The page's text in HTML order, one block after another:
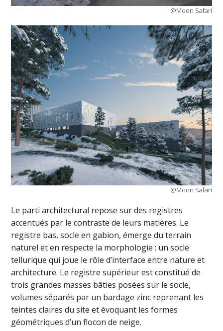
@Moon Safari
@Moon Safari
Le parti architectural repose sur des registres
accentués par le contraste de leurs matières. Le
registre bas, socle en gabion, émerge du terrain
naturel et en respecte la morphologie : un socle
tellurique qui joue le rôle d’interface entre nature et
architecture. Le registre supérieur est constitué de
trois grandes masses bâties posées sur le socle,
volumes séparés par un bardage zinc reprenant les
teintes claires du site et évoquant les formes
géométriques d’un flocon de neige.